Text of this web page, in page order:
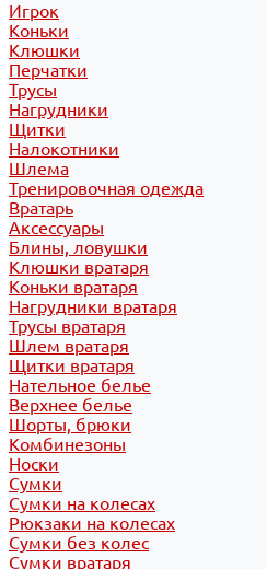
Игрок
Коньки
Клюшки
Перчатки
Трусы
Нагрудники
Щитки
Налокотники
Шлема
Тренировочная одежда
Вратарь
Аксессуары
Блины, ловушки
Клюшки вратаря
Коньки вратаря
Нагрудники вратаря
Трусы вратаря
Шлем вратаря
Щитки вратаря
Нательное белье
Верхнее белье
Шорты, брюки
Комбинезоны
Носки
Сумки
Сумки на колесах
Рюкзаки на колесах
Сумки без колес
Сумки вратаря